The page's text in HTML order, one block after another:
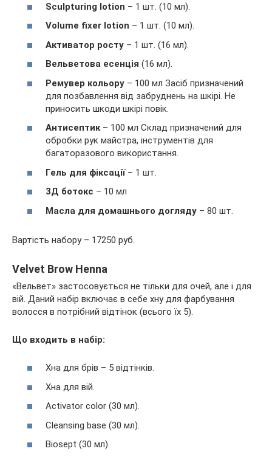
Sculpturing lotion – 1 шт. (10 мл).
Volume fixer lotion – 1 шт. (10 мл).
Активатор росту – 1 шт. (16 мл).
Вельветова есенція (16 мл).
Ремувер кольору – 100 мл Засіб призначений
для позбавлення від забруднень на шкірі. Не
приносить шкоди шкірі повік.
Антисептик– 100 мл Склад призначений для
обробки рук майстра, інструментів для
багаторазового використання.
Гель для фіксації– 1 шт.
3Д ботокс – 10 мл
Масла для домашнього догляду – 80 шт.
Вартість набору – 17250 руб.
Velvet Brow Henna
«Вельвет» застосовується не тільки для очей, але і для
вій. Даний набір включає в себе хну для фарбування
волосся в потрібний відтінок (всього їх 5).
Що входить в набір:
Хна для брів – 5 відтінків.
Хна для вій.
Activator color (30 мл).
Cleansing base (30 мл).
Biosept (30 мл).